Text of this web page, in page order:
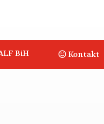
BiH Kontakt